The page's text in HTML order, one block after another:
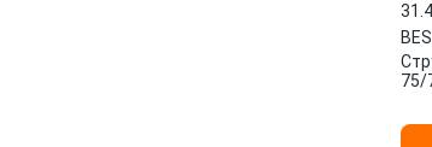
75/